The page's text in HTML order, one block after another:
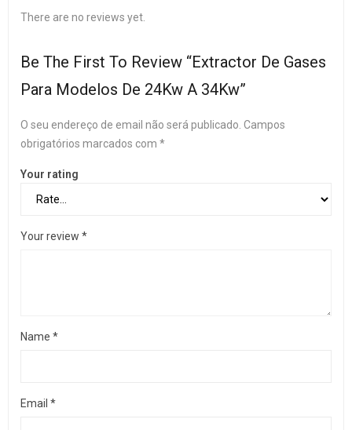
There are no reviews yet.
Be The First To Review “Extractor De Gases
Para Modelos De 24Kw A 34Kw”
O seu endereço de email não será publicado. Campos
obrigatórios marcados com *
Your rating
Your review *
Name *
Email *